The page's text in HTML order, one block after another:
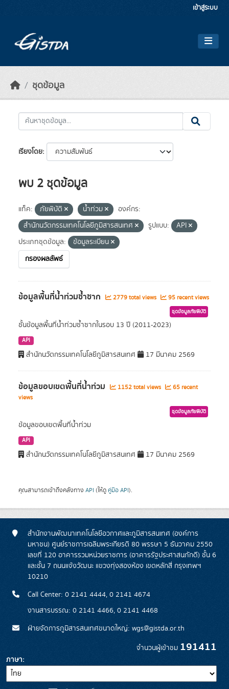
เข้าสู่ระบบ
ชุดข้อมูล
เรียงโดย
พบ 2 ชุดข้อมูล
แท็ค: ภัยพิบัติ น้ำท่วม
องค์กร:
สำนักนวัตกรรมเทคโนโลยีภูมิสารสนเทศ
รูปแบบ:
API
ประเภทชุดข้อมูล:
ข้อมูลระเบียน
กรองผลลัพธ์
ข้อมูลพื้นที่น้ำท่วมซ้ำซาก 2779 total views 95 recent views
ชุดข้อมูลภัยพิบัติ
ชั้นข้อมูลพื้นที่น้ำท่วมซ้ำซากในรอบ 13 ปี (2011-2023)
API
สำนักนวัตกรรมเทคโนโลยีภูมิสารสนเทศ 17 มีนาคม 2569
ข้อมูลขอบเขตพื้นที่น้ำท่วม 1152 total views
65 recent
views
ชุดข้อมูลภัยพิบัติ
ข้อมูลขอบเขตพื้นที่น้ำท่วม
API
สำนักนวัตกรรมเทคโนโลยีภูมิสารสนเทศ 17 มีนาคม 2569
คุณสามารถเข้าถึงคลังทาง API (ให้ดู คู่มือ API).
สำนักงานพัฒนาเทคโนโลยีอวกาศและภูมิสารสนเทศ (องค์การ
มหาชน) ศูนย์ราชการเฉลิมพระเกียรติ 80 พรรษา 5 ธันวาคม 2550
เลขที่ 120 อาคารรวมหน่วยราชการ (อาคารรัฐประศาสนภักดี) ชั้น 6
และชั้น 7 ถนนแจ้งวัฒนะ แขวงทุ่งสองห้อง เขตหลักสี่ กรุงเทพฯ
10210
Call Center: 0 2141 4444, 0 2141 4674
งานสารบรรณ: 0 2141 4466, 0 2141 4468
ฝ่ายจัดการภูมิสารสนเทศขนาดใหญ่: wgs@gistda.or.th
จำนวนผู้เข้าชม 191411
ภาษา